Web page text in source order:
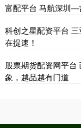
富配平台 马航深圳—
科创之星配资平台
在提速！
股票期货配资网平台
象，越品越有门道